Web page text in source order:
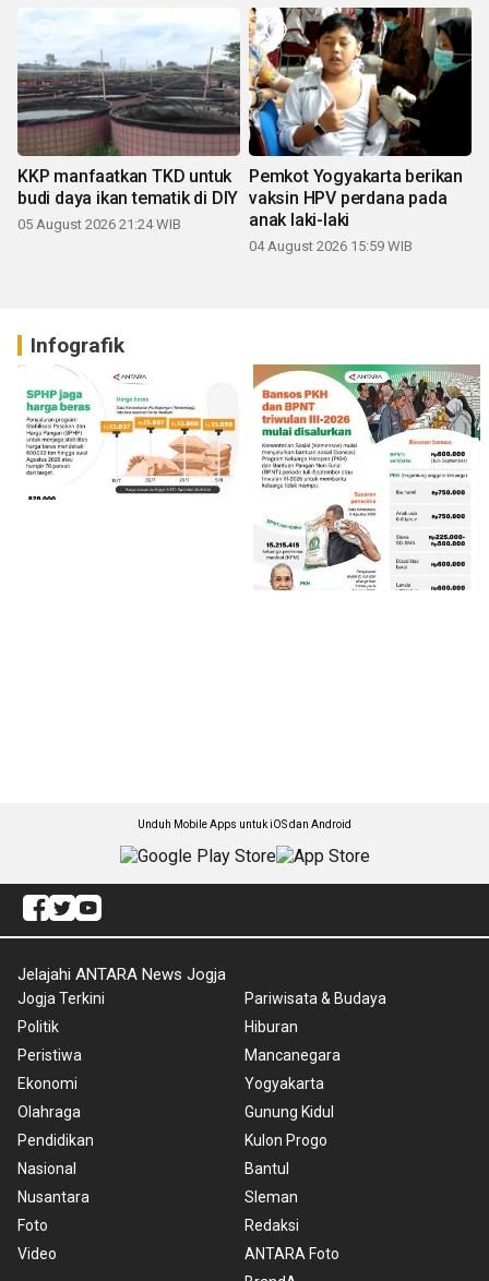
KKP manfaatkan TKD untuk
budi daya ikan tematik di DIY
05 August 2026 21:24 WIB
Pemkot Yogyakarta berikan
vaksin HPV perdana pada
anak laki-laki
04 August 2026 15:59 WIB
Infografik
Unduh Mobile Apps untuk iOS dan Android
Jelajahi ANTARA News Jogja
Jogja Terkini
Politik
Peristiwa
Ekonomi
Olahraga
Pendidikan
Nasional
Nusantara
Foto
Video
Pariwisata & Budaya
Hiburan
Mancanegara
Yogyakarta
Gunung Kidul
Kulon Progo
Bantul
Sleman
Redaksi
ANTARA Foto